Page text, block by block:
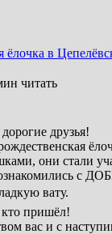
ёлочка в
читать
друзья!
они стали
с
вату.
пришёл!
вас и с